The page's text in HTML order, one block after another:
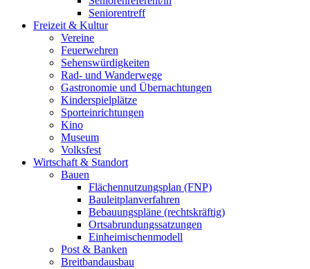
Seniorentreff
Freizeit & Kultur
Vereine
Feuerwehren
Sehenswürdigkeiten
Rad- und Wanderwege
Gastronomie und Übernachtungen
Kinderspielplätze
Sporteinrichtungen
Kino
Museum
Volksfest
Wirtschaft & Standort
Bauen
Flächennutzungsplan (FNP)
Bauleitplanverfahren
Bebauungspläne (rechtskräftig)
Ortsabrundungssatzungen
Einheimischenmodell
Post & Banken
Breitbandausbau